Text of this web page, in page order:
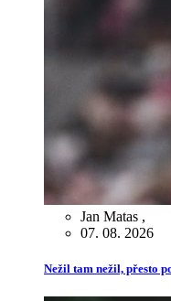
Jan Matas ,
07. 08. 2026
Nežil tam nežil, přesto